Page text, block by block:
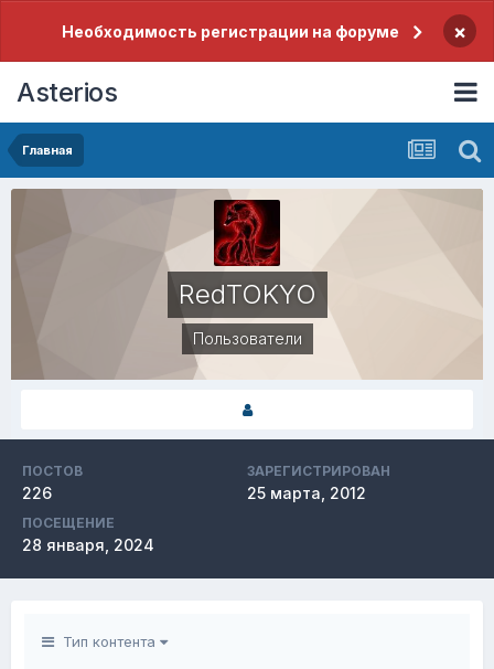
Необходимость регистрации на форуме ×
Asterios
Главная
RedTOKYO
Пользователи
ПОСТОВ
226
ЗАРЕГИСТРИРОВАН
25 марта, 2012
ПОСЕЩЕНИЕ
28 января, 2024
Тип контента